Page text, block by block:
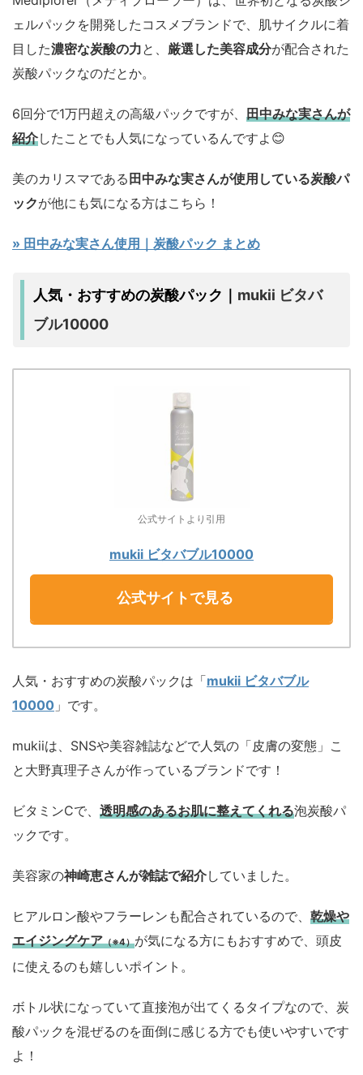
ェルパックを開発したコスメブランドで、肌サイクルに着
目した濃密な炭酸の力と、 厳選した美容成分が配合された
炭酸パックなのだとか。
6回分で1万円超えの高級パックですが、 田中みな実さんが
紹介したことでも人気になっているんですよ😊
美のカリスマである田中みな実さんが使用している炭酸パ
ックが他にも気になる方はこちら！
» 田中みな実さん使用｜炭酸パック まとめ
人気・おすすめの炭酸パック｜ mukii ビタバ
ブル10000
公式サイトより引用
mukii ビタバブル10000
公式サイトで見る
人気・おすすめの炭酸パックは「mukii ビタバブル
10000 」です。
mukiiは、SNSや美容雑誌などで人気の「皮膚の変態」こ
と大野真理子さんが作っているブランドです！
ビタミンCで、 透明感のあるお肌に整えてくれる泡炭酸パ
ックです。
美容家の神崎恵さんが雑誌で紹介していました。
ヒアルロン酸やフラーレンも配合されているので、 乾燥や
エイジングケア（※4）が気になる方にもおすすめで、頭皮
に使えるのも嬉しいポイント。
ボトル状になっていて直接泡が出てくるタイプなので、炭
酸パックを混ぜるのを面倒に感じる方でも使いやすいです
よ！